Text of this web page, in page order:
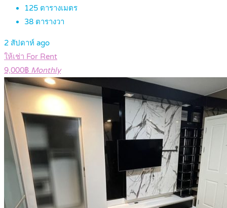
125 ตารางเมตร
38 ตารางวา
2 สัปดาห์ ago
ให้เช่า For Rent
9,000฿ Monthly